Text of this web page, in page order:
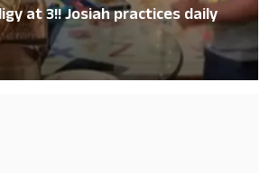
at 3!! Josiah practices daily